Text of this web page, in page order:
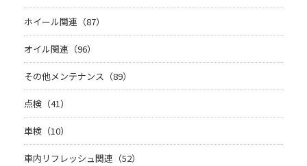
ホイール関連（87）
オイル関連（96）
その他メンテナンス（89）
点検（41）
車検（10）
車内リフレッシュ関連（52）